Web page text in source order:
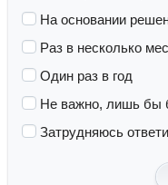
На основании
Раз в несколько
Один раз в год
Не важно, лишь бы
Затрудняюсь